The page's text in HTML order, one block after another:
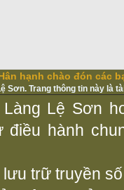
hạnh chào đón các
Sơn. Trang thông tin này là
Lệ Sơn
điều hành
trữ truyền